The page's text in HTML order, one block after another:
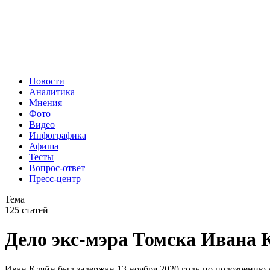
Новости
Аналитика
Мнения
Фото
Видео
Инфографика
Афиша
Тесты
Вопрос-ответ
Пресс-центр
Тема
125 статей
Дело экс-мэра Томска Ивана